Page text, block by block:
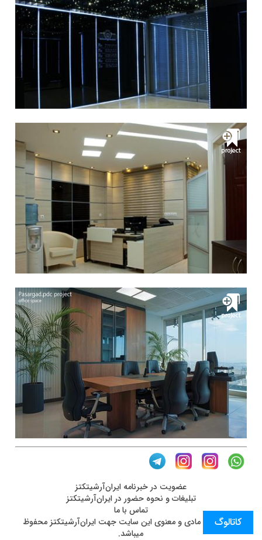
کاتالوگ
عضويت در خبرنامه ایران‌آرشیتکتز
تبلیغات و نحوه حضور در ایران‌آرشیتکتز
تماس با ما
کليه حقوق مادی و معنوی اين سايت جهت ایران‌آرشیتکتز محفوظ
ميباشد.